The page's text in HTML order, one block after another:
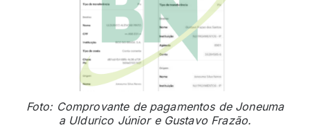
Foto: Comprovante de pagamentos de Joneuma
a Uldurico Júnior e Gustavo Frazão.